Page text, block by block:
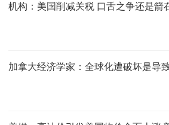
机构：美国削减关税 口舌之争还是箭
加拿大经济学家：全球化遭破坏是导